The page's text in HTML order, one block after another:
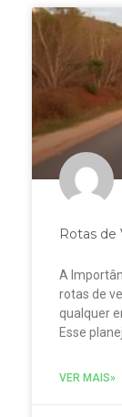
Rotas de
A
rotas de
qualquer
Esse
VER MAIS»